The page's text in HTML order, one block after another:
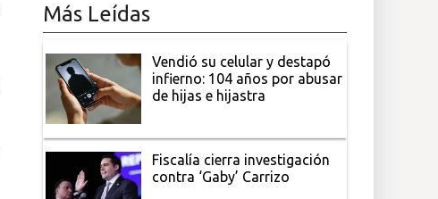
Más Leídas
Vendió su celular y destapó
infierno: 104 años por abusar
de hijas e hijastra
Fiscalía cierra investigación
contra ‘Gaby’ Carrizo